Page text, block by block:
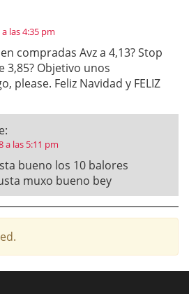
las 4:35 pm
compradas Avz a 4,13? Stop
3,85? Objetivo unos
please. Feliz Navidad y FELIZ
a las 5:11 pm
bueno los 10 balores
muxo bueno bey